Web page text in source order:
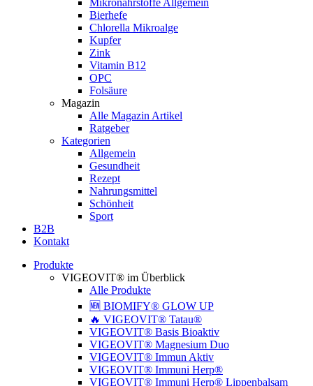
Mikronährstoffe Allgemein
Bierhefe
Chlorella Mikroalge
Kupfer
Zink
Vitamin B12
OPC
Folsäure
Magazin
Alle Magazin Artikel
Ratgeber
Kategorien
Allgemein
Gesundheit
Rezept
Nahrungsmittel
Schönheit
Sport
B2B
Kontakt
Produkte
VIGEOVIT® im Überblick
Alle Produkte
🆕 BIOMIFY® GLOW UP
🔥 VIGEOVIT® Tatau®
VIGEOVIT® Basis Bioaktiv
VIGEOVIT® Magnesium Duo
VIGEOVIT® Immun Aktiv
VIGEOVIT® Immuni Herp®
VIGEOVIT® Immuni Herp® Lippenbalsam